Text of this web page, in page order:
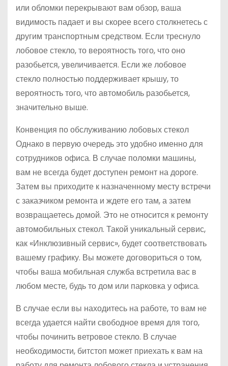
или обломки перекрывают вам обзор, ваша
видимость падает и вы скорее всего столкнетесь с
другим транспортным средством. Если треснуло
лобовое стекло, то вероятность того, что оно
разобьется, увеличивается. Если же лобовое
стекло полностью поддерживает крышу, то
вероятность того, что автомобиль разобьется,
значительно выше.
Конвенция по обслуживанию лобовых стекол
Однако в первую очередь это удобно именно для
сотрудников офиса. В случае поломки машины,
вам не всегда будет доступен ремонт на дороге.
Затем вы приходите к назначенному месту встречи
с заказчиком ремонта и ждете его там, а затем
возвращаетесь домой. Это не относится к ремонту
автомобильных стекол. Такой уникальный сервис,
как «Инклюзивный сервис», будет соответствовать
вашему графику. Вы можете договориться о том,
чтобы ваша мобильная служба встретила вас в
любом месте, будь то дом или парковка у офиса.
В случае если вы находитесь на работе, то вам не
всегда удается найти свободное время для того,
чтобы починить ветровое стекло. В случае
необходимости, битстоп может приехать к вам на